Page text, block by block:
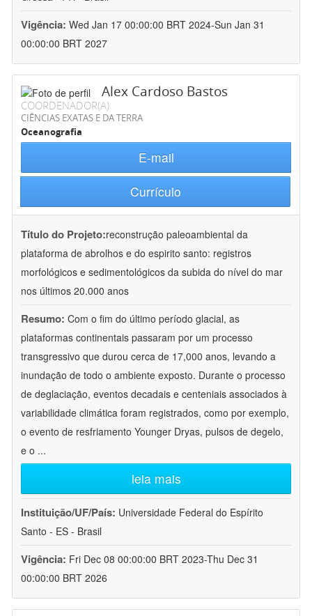
Vigência: Wed Jan 17 00:00:00 BRT 2024-Sun Jan 31
00:00:00 BRT 2027
Alex Cardoso Bastos
COORDENADOR(A)
CIÊNCIAS EXATAS E DA TERRA
Oceanografia
E-mail
Currículo
Título do Projeto:reconstrução paleoambiental da
plataforma de abrolhos e do espirito santo: registros
morfológicos e sedimentológicos da subida do nível do mar
nos últimos 20.000 anos
Resumo: Com o fim do último período glacial, as
plataformas continentais passaram por um processo
transgressivo que durou cerca de 17,000 anos, levando a
inundação de todo o ambiente exposto. Durante o processo
de deglaciação, eventos decadais e centeniais associados à
variabilidade climática foram registrados, como por exemplo,
o evento de resfriamento Younger Dryas, pulsos de degelo,
e o ...
leia mais
Instituição/UF/País: Universidade Federal do Espírito
Santo - ES - Brasil
Vigência: Fri Dec 08 00:00:00 BRT 2023-Thu Dec 31
00:00:00 BRT 2026